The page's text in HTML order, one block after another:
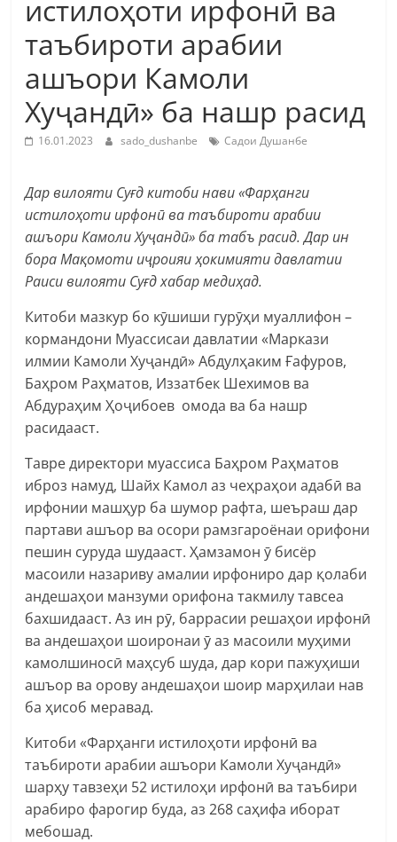
истилоҳоти ирфонӣ ва
таъбироти арабии
ашъори Камоли
Хуҷандӣ» ба нашр расид
16.01.2023 sado_dushanbe Садои Душанбе
Дар вилояти Суғд китоби нави «Фарҳанги
истилоҳоти ирфонӣ ва таъбироти арабии
ашъори Камоли Хуҷандӣ» ба табъ расид. Дар ин
бораМақомоти иҷроияи ҳокимияти давлатии
Раиси вилояти Суғд хабар медиҳад.
Китоби мазкур бо кӯшиши гурӯҳи муаллифон –
кормандони Муассисаи давлатии «Маркази
илмии Камоли Хуҷандӣ» Абдулҳаким Ғафуров,
Баҳром Раҳматов, Иззатбек Шехимов ва
Абдураҳим Ҳоҷибоев омода ва ба нашр
расидааст.
Тавре директори муассиса Баҳром Раҳматов
иброз намуд, Шайх Камол аз чеҳраҳои адабӣ ва
ирфонии машҳур ба шумор рафта, шеъраш дар
партави ашъор ва осори рамзгароёнаи орифони
пешин суруда шудааст. Ҳамзамон ӯ бисёр
масоили назариву амалии ирфониро дар қолаби
андешаҳои манзуми орифона такмилу тавсеа
бахшидааст. Аз ин рӯ, баррасии решаҳои ирфонӣ
ва андешаҳои шоиронаи ӯ аз масоили муҳими
камолшиносӣ маҳсуб шуда, дар кори пажуҳиши
ашъор ва орову андешаҳои шоир марҳилаи нав
ба ҳисоб меравад.
Китоби «Фарҳанги истилоҳоти ирфонӣ ва
таъбироти арабии ашъори Камоли Хуҷандӣ»
шарҳу тавзеҳи 52 истилоҳи ирфонӣ ва таъбири
арабиро фарогир буда, аз 268 саҳифа иборат
мебошад.